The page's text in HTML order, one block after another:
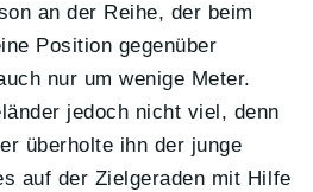
an der Reihe, der beim
Position gegenüber
nur um wenige Meter.
jedoch nicht viel, denn
überholte ihn der junge
auf der Zielgeraden mit Hilfe